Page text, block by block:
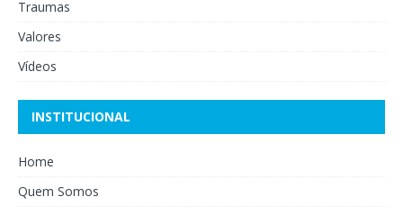
Traumas
Valores
Vídeos
INSTITUCIONAL
Home
Quem Somos